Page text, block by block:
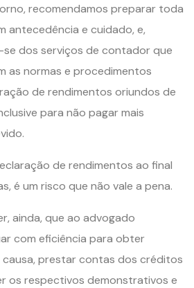
recomendamos preparar toda
antecedência e cuidado, e,
dos serviços de contador que
as normas e procedimentos
de rendimentos oriundos de
para não pagar mais
de rendimentos ao final
é um risco que não vale a pena.
ainda, que ao advogado
com eficiência para obter
prestar contas dos créditos
os respectivos demonstrativos e